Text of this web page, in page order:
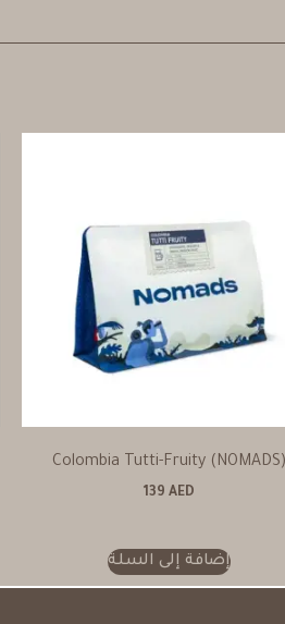
Colombia Tutti-Fruity (NOMADS)
139 AED
إضافة إلى السلة